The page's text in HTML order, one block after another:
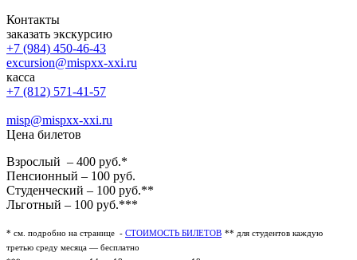
Контакты
заказать экскурсию
+7 (984) 450-46-43
excursion@mispxx-xxi.ru
касса
+7 (812) 571-41-57
misp@mispxx-xxi.ru
Цена билетов
Взрослый – 400 руб.*
Пенсионный – 100 руб.
Студенческий – 100 руб.**
Льготный – 100 руб.***
* см. подробно на странице - СТОИМОСТЬ БИЛЕТОВ ** для студентов каждую
третью среду месяца — бесплатно